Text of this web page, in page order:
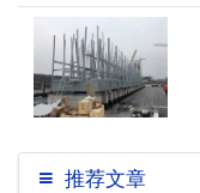
推荐文章